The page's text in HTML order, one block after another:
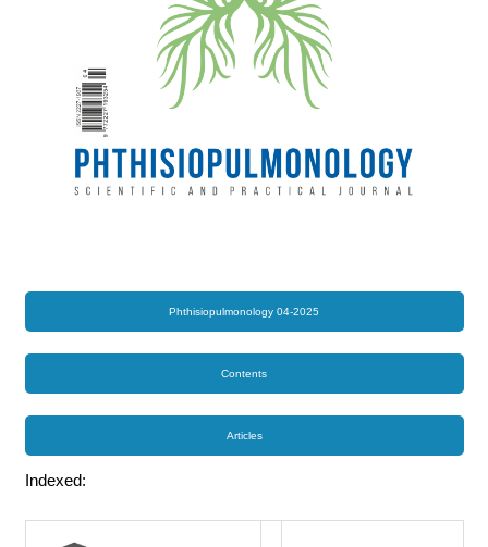
Phthisiopulmonology 04-2025
Contents
Articles
Indexed: